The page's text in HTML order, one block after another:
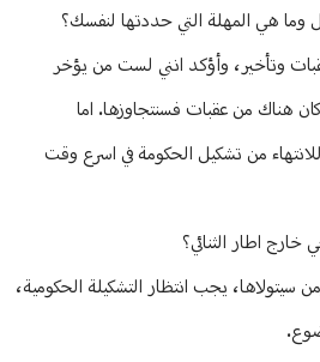
وما هي المهلة التي حددتها لنفسك؟
وتأخير، وأؤكد انني لست من يؤخر
هناك من عقبات فسنتجاوزها. اما
من تشكيل الحكومة في اسرع وقت
اطار الثنائي؟
سيتولاها، يجب انتظار التشكيلة الحكومية،